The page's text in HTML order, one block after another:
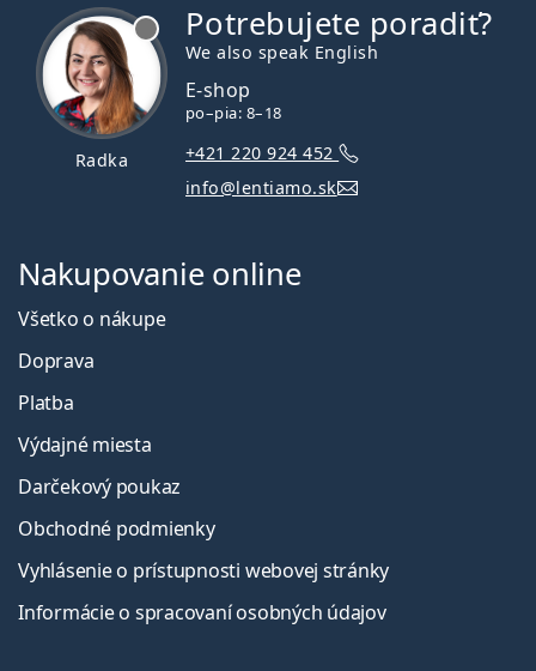
Radka
Potrebujete poradiť?
We also speak English
E-shop
po–pia: 8–18
+421 220 924 452
info@lentiamo.sk
Nakupovanie online
Všetko o nákupe
Doprava
Platba
Výdajné miesta
Darčekový poukaz
Obchodné podmienky
Vyhlásenie o prístupnosti webovej stránky
Informácie o spracovaní osobných údajov